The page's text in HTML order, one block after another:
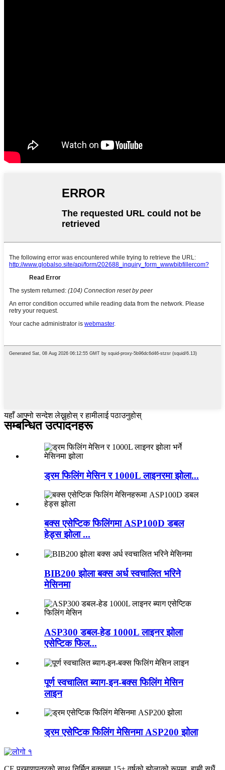
यहाँ आफ्नो सन्देश लेख्नुहोस् र हामीलाई पठाउनुहोस्
सम्बन्धित उत्पादनहरू
ड्रम फिलिंग मेसिन र 1000L लाइनरमा झोला...
बक्स एसेप्टिक फिलिंगमा ASP100D डबल
हेड्स झोला ...
BIB200 झोला बक्स अर्ध स्वचालित भरिने
मेसिनमा
ASP300 डबल-हेड 1000L लाइनर झोला
एसेप्टिक फिल...
पूर्ण स्वचालित ब्याग-इन-बक्स फिलिंग मेसिन
लाइन
ड्रम एसेप्टिक फिलिंग मेसिनमा ASP200 झोला